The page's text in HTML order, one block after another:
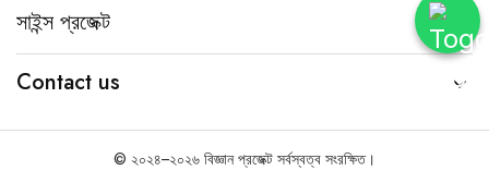
সাইন্স প্রজেক্ট
Contact us 
© ২০২৪–২০২৬ বিজ্ঞান প্রজেক্ট সর্বস্বত্ব সংরক্ষিত।